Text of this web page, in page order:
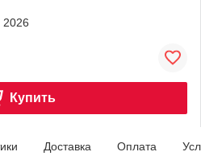
2026
Купить
Доставка Оплата